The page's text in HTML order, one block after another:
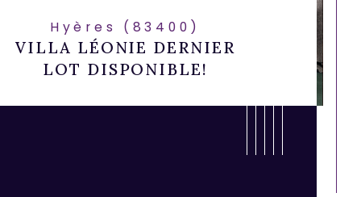
Hyères (83400)
VILLA LÉONIE DERNIER
LOT DISPONIBLE!